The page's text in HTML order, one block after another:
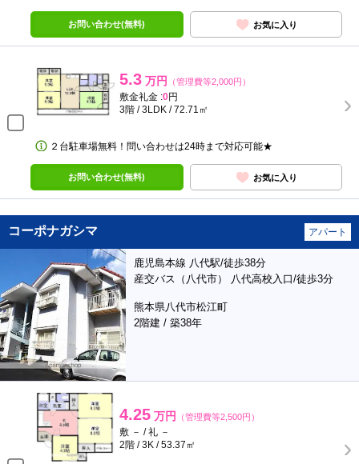
お問い合わせ(無料) お気に入り
5.3 万円 （管理費等2,000円）
敷金礼金 :0円
3階 / 3LDK / 72.71㎡
２台駐車場無料！問い合わせは24時まで対応可能★
お問い合わせ(無料) お気に入り
コーポナガシマ アパート
鹿児島本線 八代駅/徒歩38分
産交バス（八代市） 八代高校入口/徒歩3分
熊本県八代市松江町
2階建 / 築38年
4.25 万円 （管理費等2,500円）
敷 － / 礼 －
2階 / 3K / 53.37㎡